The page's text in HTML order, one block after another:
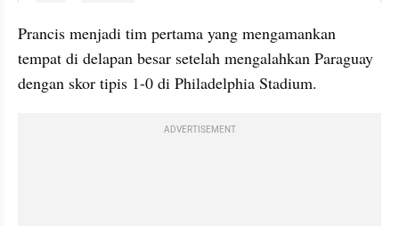
Prancis menjadi tim pertama yang mengamankan
tempat di delapan besar setelah mengalahkan Paraguay
dengan skor tipis 1-0 di Philadelphia Stadium.
ADVERTISEMENT